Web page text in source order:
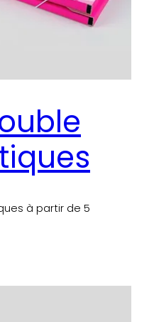
à partir de 5